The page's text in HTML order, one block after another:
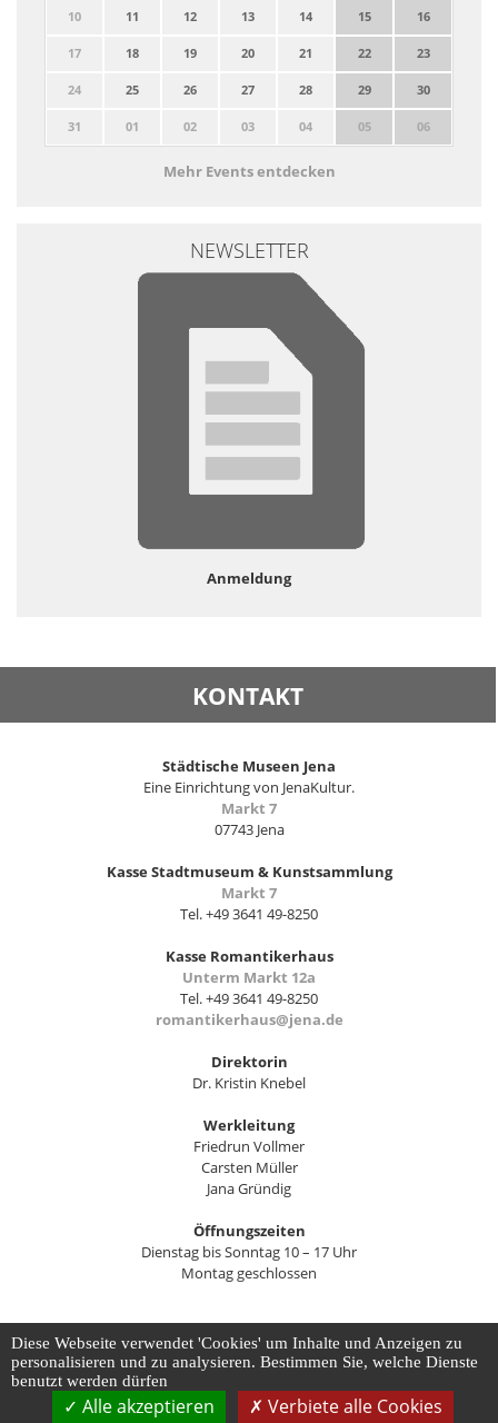
10 11 12 13 14 15 16
17 18 19 20 21 22 23
24 25 26 27 28 29 30
31 01 02 03 04 05 06
Mehr Events entdecken
NEWSLETTER
Anmeldung
KONTAKT
Städtische Museen Jena
Eine Einrichtung von JenaKultur.
Markt 7
07743 Jena
Kasse Stadtmuseum & Kunstsammlung
Markt 7
Tel. +49 3641 49-8250
Kasse Romantikerhaus
Unterm Markt 12a
Tel. +49 3641 49-8250
romantikerhaus@jena.de
Direktorin
Dr. Kristin Knebel
Werkleitung
Friedrun Vollmer
Carsten Müller
Jana Gründig
Öffnungszeiten
Dienstag bis Sonntag 10 – 17 Uhr
Montag geschlossen
Kontakt Impressum Datenschutz
Barrierefreiheit
Datenschutz-Einstellungen anpassen
Diese Webseite verwendet 'Cookies' um Inhalte und Anzeigen zu
personalisieren und zu analysieren. Bestimmen Sie, welche Dienste
benutzt werden dürfen
Alle akzeptieren Verbiete alle Cookies